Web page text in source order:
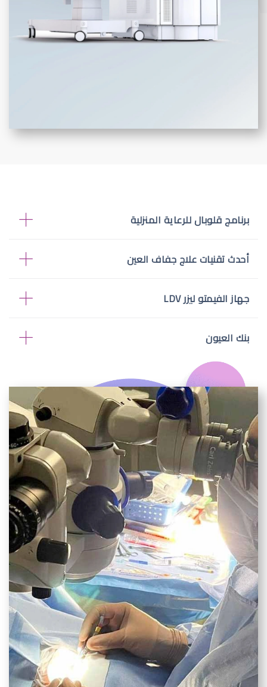
برنامج قلوبال للرعاية المنزلية
أحدث تقنيات علاج جفاف العين
جهاز الفيمتو ليزر LDV
بنك العيون